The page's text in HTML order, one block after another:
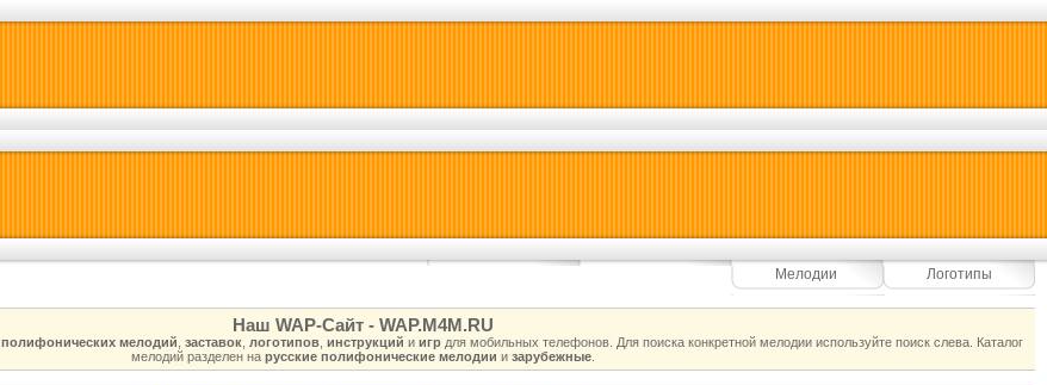
Мелодии Логотипы
Наш WAP-Сайт - WAP.M4M.RU
полифонических мелодий заставок, логотипов, инструкций и игрдля мобильных телефонов. Для поиска конкретной мелодии используйте поиск слева. Каталог
мелодий разделен на русские полифонические мелодии и зарубежные